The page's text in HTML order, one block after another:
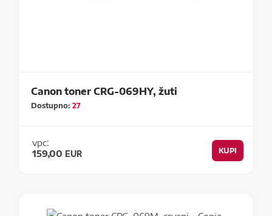
Canon toner CRG-069HY, žuti
Dostupno:27
vpc:
159,00 EUR KUPI